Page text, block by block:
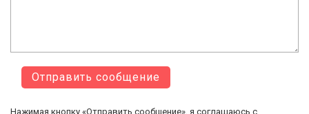
Нажимая кнопку «Отправить сообщение», я соглашаюсь с